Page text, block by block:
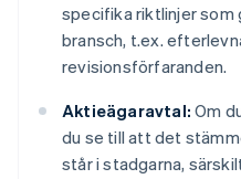
specifika riktlinjer
bransch, t.ex.
revisionsförfaranden.
Aktieägaravtal: Om
du se till att det
står i stadgarna,